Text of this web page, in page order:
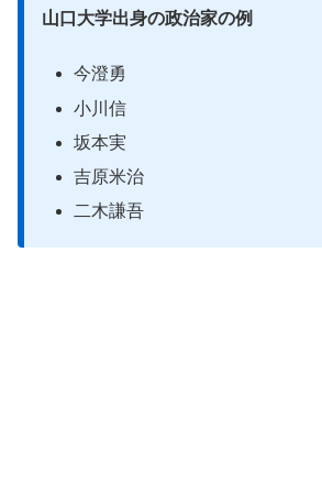
山口大学出身の政治家の例
今澄勇
小川信
坂本実
吉原米治
二木謙吾